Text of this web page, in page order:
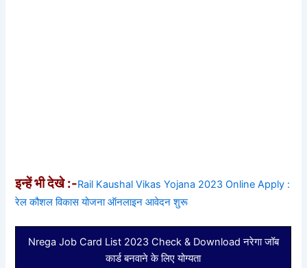
इन्हें भी देखे :-Rail Kaushal Vikas Yojana 2023 Online Apply :
रेल कौशल विकास योजना ऑनलाइन आवेदन शुरू
Nrega Job Card List 2023 Check & Download नरेगा जॉब
कार्ड बनवाने के लिए योग्यता